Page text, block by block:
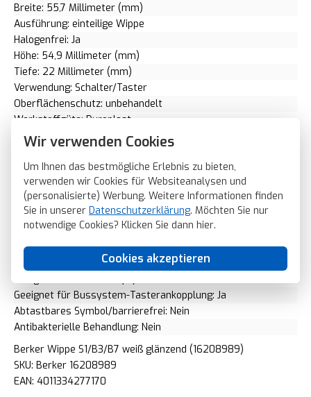
Wir verwenden Cookies
Um Ihnen das bestmögliche Erlebnis zu bieten,
verwenden wir Cookies für Websiteanalysen und
(personalisierte) Werbung. Weitere Informationen finden
Sie in unserer Datenschutzerklärung. Möchten Sie nur
notwendige Cookies? Klicken Sie dann hier.
Cookies akzeptieren
Breite: 55,7 Millimeter (mm)
Ausführung: einteilige Wippe
Halogenfrei: Ja
Höhe: 54,9 Millimeter (mm)
Tiefe: 22 Millimeter (mm)
Verwendung: Schalter/Taster
Oberflächenschutz: unbehandelt
Werkstoffgüte: Duroplast
Werkstoff: Kunststoff
Aufdruck/Kennzeichnung: ohne
Kontrollfenster/Lichtauslass: Nein
RAL-Nummer (ähnlich): 9010
Schlagfestigkeit: IK02
Mit Beschriftungsfeld: Nein
Mit austauschbarer Linse/Symbol: Nein
Ausführung der Oberfläche: glänzend
Geeignet für Bussystem-Tasterankopplung: Ja
Abtastbares Symbol/barrierefrei: Nein
Antibakterielle Behandlung: Nein
Berker Wippe S1/B3/B7 weiß glänzend (16208989)
SKU: Berker 16208989
EAN: 4011334277170